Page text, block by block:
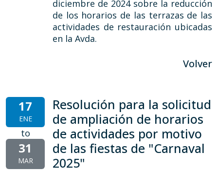
diciembre de 2024 sobre la reducción
de los horarios de las terrazas de las
actividades de restauración ubicadas
en la Avda.
Volver
17
ENE
to
31
MAR
Resolución para la solicitud
de ampliación de horarios
de actividades por motivo
de las fiestas de "Carnaval
2025"